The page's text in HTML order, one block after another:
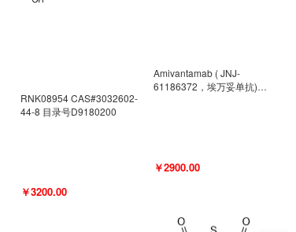
RNK08954 CAS#3032602-
44-8 目录号D9180200
￥3200.00
Amivantamab ( JNJ-
61186372，埃万妥单抗)
￥2900.00